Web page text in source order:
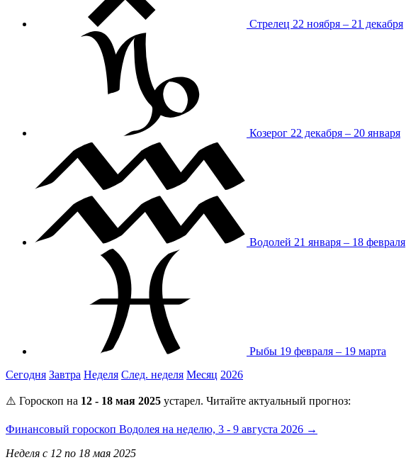
Стрелец 22 ноября – 21 декабря
Козерог 22 декабря – 20 января
Водолей 21 января – 18 февраля
Рыбы 19 февраля – 19 марта
Сегодня Завтра Неделя След. неделя Месяц 2026
⚠️ Гороскоп на 12 - 18 мая 2025 устарел. Читайте актуальный прогноз:
Финансовый гороскоп Водолея на неделю, 3 - 9 августа 2026 →
Неделя с 12 по 18 мая 2025